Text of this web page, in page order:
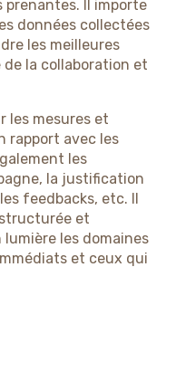
prenantes. Il importe
données collectées
les meilleures
la collaboration et
les mesures et
rapport avec les
les
la justification
feedbacks, etc. Il
et
les domaines
et ceux qui